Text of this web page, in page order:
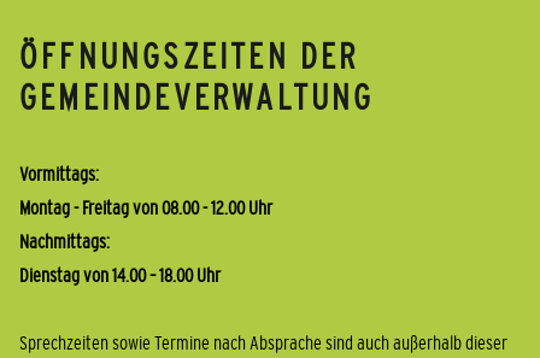
ÖFFNUNGSZEITEN DER
GEMEINDEVERWALTUNG
Vormittags:
Montag - Freitag von 08.00 - 12.00 Uhr
Nachmittags:
Dienstag von 14.00 – 18.00 Uhr
Sprechzeiten sowie Termine nach Absprache sind auch außerhalb dieser